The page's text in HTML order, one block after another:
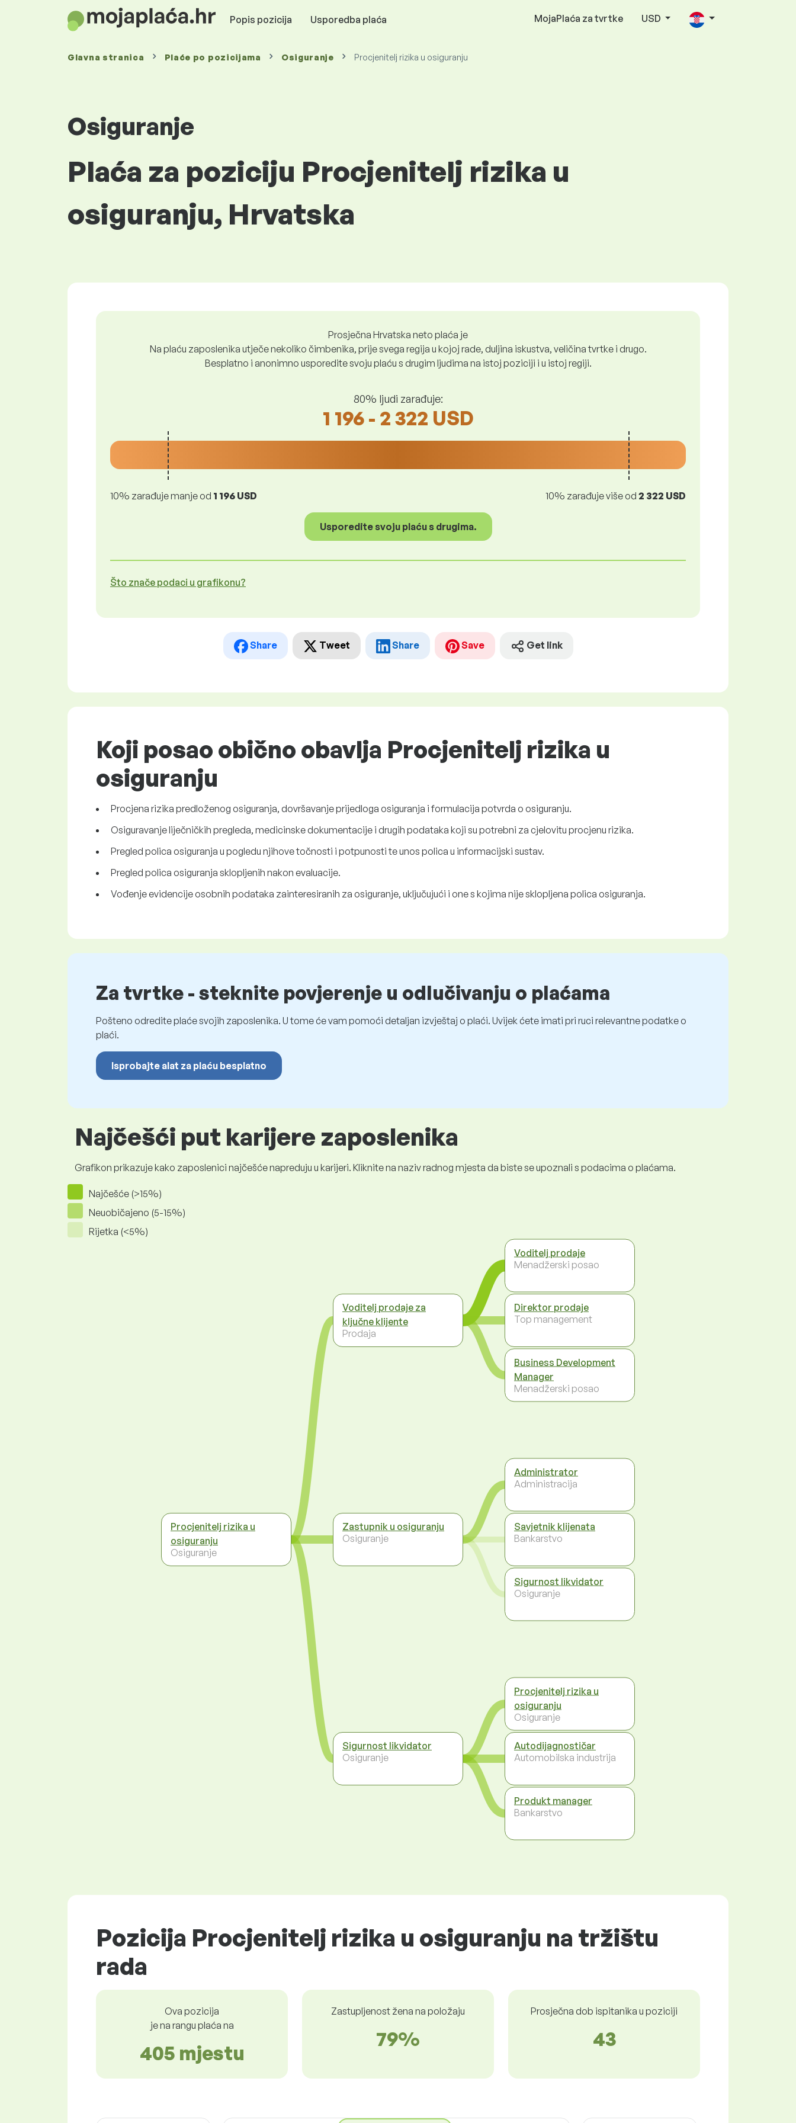
Popis pozicija Usporedba plaća MojaPlaća za tvrtke USD
Glavna stranica Plaće po pozicijama Osiguranje Procjenitelj rizika u osiguranju
Osiguranje
Plaća za poziciju Procjenitelj rizika u
osiguranju, Hrvatska
Prosječna Hrvatska neto plaća je
Na plaću zaposlenika utječe nekoliko čimbenika, prije svega regija u kojoj rade, duljina iskustva, veličina tvrtke i drugo.
Besplatno i anonimno usporedite svoju plaću s drugim ljudima na istoj poziciji i u istoj regiji.
80% ljudi zarađuje:
1 196 - 2 322 USD
10% zarađuje manje od 1 196 USD 10% zarađuje više od 2 322 USD
Usporedite svoju plaću s drugima.
Što znače podaci u grafikonu?
Share Tweet Share Save Get link
Koji posao obično obavlja Procjenitelj rizika u
osiguranju
Procjena rizika predloženog osiguranja, dovršavanje prijedloga osiguranja i formulacija potvrda o osiguranju.
Osiguravanje liječničkih pregleda, medicinske dokumentacije i drugih podataka koji su potrebni za cjelovitu procjenu rizika.
Pregled polica osiguranja u pogledu njihove točnosti i potpunosti te unos polica u informacijski sustav.
Pregled polica osiguranja sklopljenih nakon evaluacije.
Vođenje evidencije osobnih podataka zainteresiranih za osiguranje, uključujući i one s kojima nije sklopljena polica osiguranja.
Za tvrtke - steknite povjerenje u odlučivanju o plaćama
Pošteno odredite plaće svojih zaposlenika. U tome će vam pomoći detaljan izvještaj o plaći. Uvijek ćete imati pri ruci relevantne podatke o
plaći.
Isprobajte alat za plaću besplatno
Najčešći put karijere zaposlenika
Grafikon prikazuje kako zaposlenici najčešće napreduju u karijeri. Kliknite na naziv radnog mjesta da biste se upoznali s podacima o plaćama.
Najčešće (>15%)
Neuobičajeno (5-15%)
Rijetka (<5%)
Procjenitelj rizika u
osiguranju
Osiguranje
Voditelj prodaje za
ključne klijente
Prodaja
Zastupnik u osiguranju
Osiguranje
Sigurnost likvidator
Osiguranje
Voditelj prodaje
Menadžerski posao
Direktor prodaje
Top management
Business Development
Manager
Menadžerski posao
Administrator
Administracija
Savjetnik klijenata
Bankarstvo
Sigurnost likvidator
Osiguranje
Procjenitelj rizika u
osiguranju
Osiguranje
Autodijagnostičar
Automobilska industrija
Produkt manager
Bankarstvo
Pozicija Procjenitelj rizika u osiguranju na tržištu
rada
Ova pozicija
je na rangu plaća na
405 mjestu
Zastupljenost žena na položaju
79%
Prosječna dob ispitanika u poziciji
43